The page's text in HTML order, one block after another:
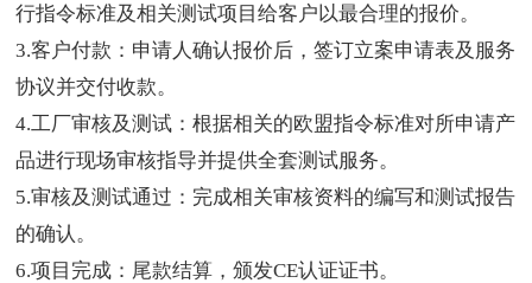
行指令标准及相关测试项目给客户以最合理的报价。
3.客户付款：申请人确认报价后，签订立案申请表及服务
协议并交付收款。
4.工厂审核及测试：根据相关的欧盟指令标准对所申请产
品进行现场审核指导并提供全套测试服务。
5.审核及测试通过：完成相关审核资料的编写和测试报告
的确认。
6.项目完成：尾款结算，颁发CE认证证书。